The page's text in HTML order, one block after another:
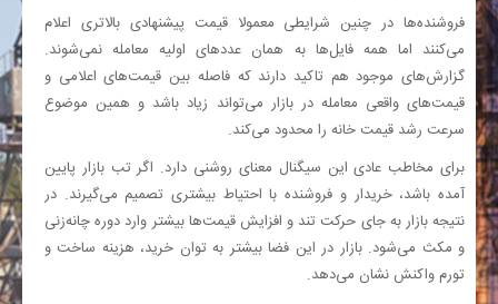
فروشنده‌ها در چنین شرایطی معمولا قیمت پیشنهادی بالاتری اعلام
می‌کنند اما همه فایل‌ها به همان عددهای اولیه معامله نمی‌شوند.
گزارش‌های موجود هم تاکید دارند که فاصله بین قیمت‌های اعلامی و
قیمت‌های واقعی معامله در بازار می‌تواند زیاد باشد و همین موضوع
سرعت رشد قیمت خانه را محدود می‌کند.
برای مخاطب عادی این سیگنال معنای روشنی دارد. اگر تب بازار پایین
آمده باشد، خریدار و فروشنده با احتیاط بیشتری تصمیم می‌گیرند. در
نتیجه بازار به جای حرکت تند و افزایش قیمت‌ها بیشتر وارد دوره چانه‌زنی
و مکث می‌شود. بازار در این فضا بیشتر به توان خرید، هزینه ساخت و
تورم واکنش نشان می‌دهد.